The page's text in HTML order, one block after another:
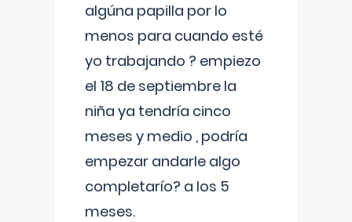
algúna papilla por lo
menos para cuando esté
yo trabajando ? empiezo
el 18 de septiembre la
niña ya tendría cinco
meses y medio , podría
empezar andarle algo
completarío? a los 5
meses.